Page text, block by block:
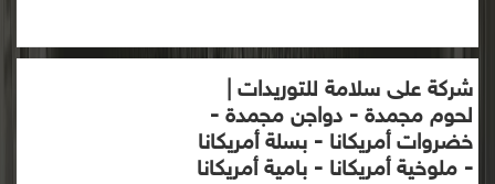
شركة على سلامة للتوريدات |
لحوم مجمدة - دواجن مجمدة -
خضروات أمريكانا - بسلة أمريكانا
- ملوخية أمريكانا - بامية أمريكانا